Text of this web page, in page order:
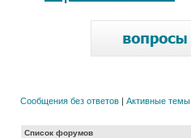
Сообщения без ответов | Активные темы
Список форумов